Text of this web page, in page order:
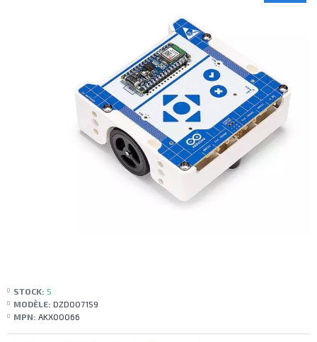
STOCK: 5
MODÈLE: DZD007159
MPN: AKX00066